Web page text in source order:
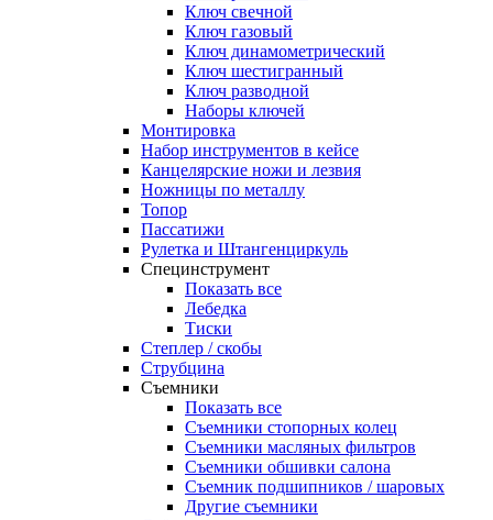
Ключ свечной
Ключ газовый
Ключ динамометрический
Ключ шестигранный
Ключ разводной
Наборы ключей
Монтировка
Набор инструментов в кейсе
Канцелярские ножи и лезвия
Ножницы по металлу
Топор
Пассатижи
Рулетка и Штангенциркуль
Специнструмент
Показать все
Лебедка
Тиски
Степлер / скобы
Струбцина
Съемники
Показать все
Съемники стопорных колец
Съемники масляных фильтров
Съемники обшивки салона
Съемник подшипников / шаровых
Другие съемники